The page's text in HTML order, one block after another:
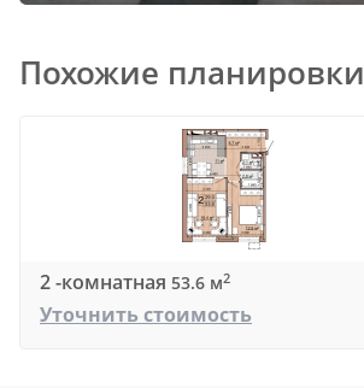
Похожие планировки
2 -комнатная 53.6 м2
Уточнить стоимость